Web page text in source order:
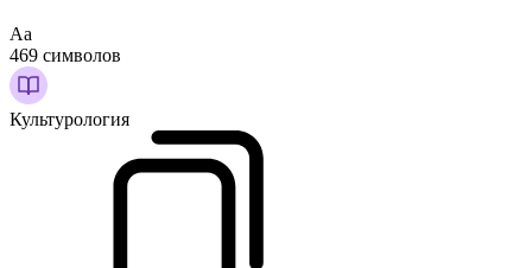
Аа
469 символов
Культурология